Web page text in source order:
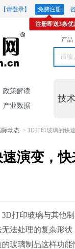
【请登录】 免费注册
注册即送3条优
产品
政策解读
产业数据
技
际动态 > 3D打印玻璃的快
演变，快
3D打印玻璃与其他
法处理的复杂形
玻璃制品这样功能